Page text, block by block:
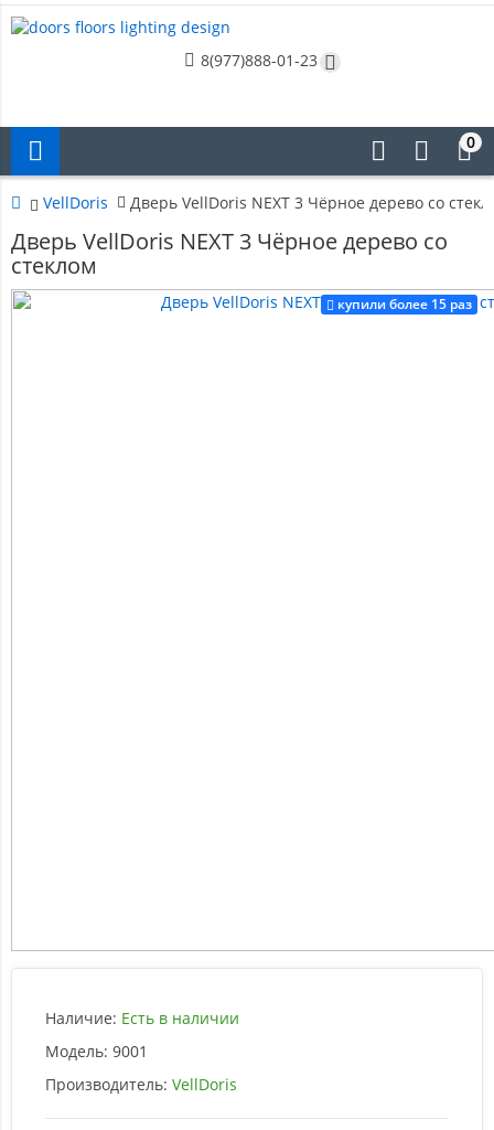
8(977)888-01-23
0
VellDoris Дверь VellDoris NEXT 3 Чёрное дерево со
Дверь VellDoris NEXT 3 Чёрное дерево со
стеклом
купили более 15 раз
Наличие: Есть в наличии
Модель: 9001
Производитель: VellDoris